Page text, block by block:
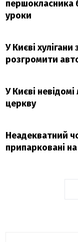
першокласника
уроки
У Києві
розгромити
У Києві
церкву
Неадекватний
припарковані на